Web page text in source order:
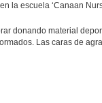
la escuela ‘Canaan
material
Las caras de